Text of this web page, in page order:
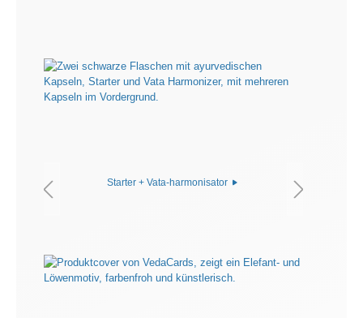
Starter + Vata-harmonisator